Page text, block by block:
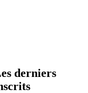
derniers